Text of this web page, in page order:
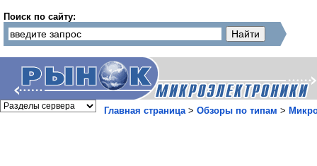
Поиск по сайту:
Главная страница> Обзоры по типам >